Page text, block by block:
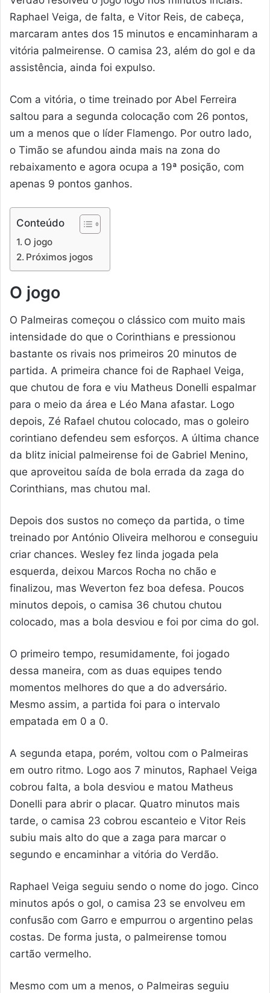
Raphael Veiga, de falta, e Vitor Reis, de cabeça,
marcaram antes dos 15 minutos e encaminharam a
vitória palmeirense. O camisa 23, além do gol e da
assistência, ainda foi expulso.
Com a vitória, o time treinado por Abel Ferreira
saltou para a segunda colocação com 26 pontos,
um a menos que o líder Flamengo. Por outro lado,
o Timão se afundou ainda mais na zona do
rebaixamento e agora ocupa a 19ª posição, com
apenas 9 pontos ganhos.
Conteúdo
O jogo
Próximos jogos
O jogo
O Palmeiras começou o clássico com muito mais
intensidade do que o Corinthians e pressionou
bastante os rivais nos primeiros 20 minutos de
partida. A primeira chance foi de Raphael Veiga,
que chutou de fora e viu Matheus Donelli espalmar
para o meio da área e Léo Mana afastar. Logo
depois, Zé Rafael chutou colocado, mas o goleiro
corintiano defendeu sem esforços. A última chance
da blitz inicial palmeirense foi de Gabriel Menino,
que aproveitou saída de bola errada da zaga do
Corinthians, mas chutou mal.
Depois dos sustos no começo da partida, o time
treinado por António Oliveira melhorou e conseguiu
criar chances. Wesley fez linda jogada pela
esquerda, deixou Marcos Rocha no chão e
finalizou, mas Weverton fez boa defesa. Poucos
minutos depois, o camisa 36 chutou chutou
colocado, mas a bola desviou e foi por cima do gol.
O primeiro tempo, resumidamente, foi jogado
dessa maneira, com as duas equipes tendo
momentos melhores do que a do adversário.
Mesmo assim, a partida foi para o intervalo
empatada em 0 a 0.
A segunda etapa, porém, voltou com o Palmeiras
em outro ritmo. Logo aos 7 minutos, Raphael Veiga
cobrou falta, a bola desviou e matou Matheus
Donelli para abrir o placar. Quatro minutos mais
tarde, o camisa 23 cobrou escanteio e Vitor Reis
subiu mais alto do que a zaga para marcar o
segundo e encaminhar a vitória do Verdão.
Raphael Veiga seguiu sendo o nome do jogo. Cinco
minutos após o gol, o camisa 23 se envolveu em
confusão com Garro e empurrou o argentino pelas
costas. De forma justa, o palmeirense tomou
cartão vermelho.
Mesmo com um a menos, o Palmeiras seguiu